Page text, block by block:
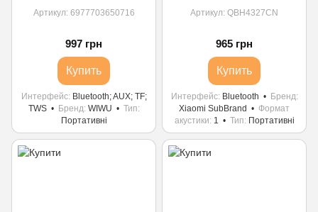
Артикул: 6977703650716
997 грн
Купить
Интерфейс
Bluetooth; AUX; TF;
TWS
Бренд WIWU
Тип
Портативні
Артикул: QBH4327CN
965 грн
Купить
Интерфейс Bluetooth
Бренд
Xiaomi SubBrand
Формат
акустики 1 Тип Портативні